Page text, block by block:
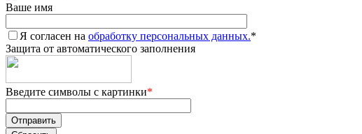
Ваше имя
Я согласен на обработку персональных данных.*
Защита от автоматического заполнения
Введите символы с картинки*